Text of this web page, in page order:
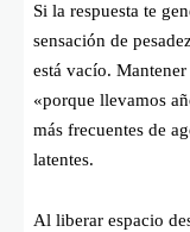
Si la respuesta te
sensación de
está vacío.
«porque llevamos
más frecuentes de
latentes.
Al liberar espacio